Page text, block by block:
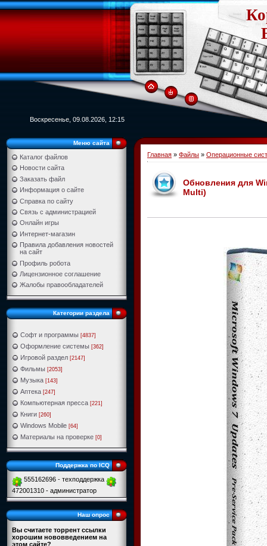
Воскресенье, 09.08.2026, 12:15
Меню сайта
Каталог файлов
Новости сайта
Заказать файл
Информация о сайте
Справка по сайту
Связь с администрацией
Онлайн игры
Интернет-магазин
Правила добавления новостей
на сайт
Профиль робота
Лицензионное соглашение
Жалобы правообладателей
Категории раздела
Софт и программы [4837]
Оформление системы [362]
Игровой раздел [2147]
Фильмы [2053]
Музыка [143]
Аптека [247]
Компьютерная пресса [221]
Книги [260]
Windows Mobile [64]
Материалы на проверке [0]
Поддержка по ICQ
555162696 - техподдержка
472001310 - администратор
Наш опрос
Вы считаете торрент ссылки
хорошим нововведением на
этом сайте?
Главная » Файлы » Операционные
Обновления для
Multi)